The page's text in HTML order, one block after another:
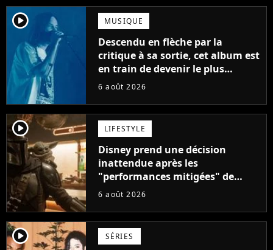
player2 MUSIQUE
Descendu en flèche par la
critique à sa sortie, cet album est
en train de devenir le plus
populaire de son auteur
6 août 2026
player2 LIFESTYLE
Disney prend une décision
inattendue après les
"performances mitigées" de
Vaiana et The Mandalorian &
6 août 2026
player2 SÉRIES